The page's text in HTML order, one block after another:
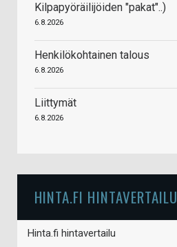
Kilpapyöräilijöiden "pakat"..)
6.8.2026
Henkilökohtainen talous
6.8.2026
Liittymät
6.8.2026
HINTA.FI HINTAVERTAILU
Hinta.fi hintavertailu